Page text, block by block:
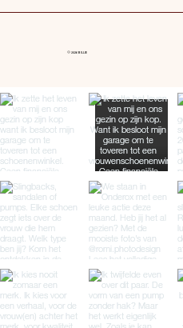
© 2026 BILLIE